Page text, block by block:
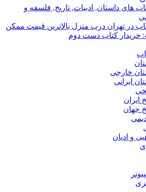
های داستان, ادبیات, تاریخ, فلسفه و
در تهران درب منزل بالاترین قیمت ممکن
خریدار کتاب دست دوم
خارجی
ایرانی
ایران
جهان
و ادیان